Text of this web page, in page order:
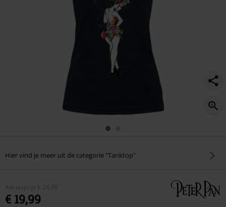
Hier vind je meer uit de categorie "Tanktop"
Adviesprijs € 24,99
€ 19,99